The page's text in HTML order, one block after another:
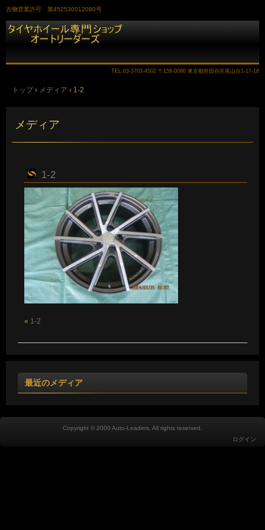
古物営業許可 第452530012080号
TEL.03-3703-4502 〒158-0086 東京都世田谷区尾山台1-17-18
トップ › メディア › 1-2
メディア
1-2
« 1-2
最近のメディア
Copyright © 2000 Auto-Leaders, All rights reserved.
ログイン